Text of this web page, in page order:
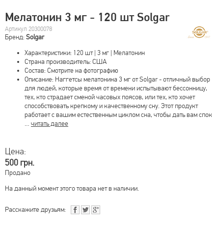
Мелатонин 3 мг - 120 шт Solgar
Артикул 20300078
Бренд: Solgar
Характеристики: 120 шт | 3 мг | Мелатонин
Страна производитель: США
Состав: Смотрите на фотографию
Описание: Наггетсы мелатонина 3 мг от Solgar - отличный выбор
для людей, которые время от времени испытывают бессонницу,
тех, кто страдает сменой часовых поясов, или тех, кто хочет
способствовать крепкому и качественному сну. Этот продукт
работает с вашим естественным циклом сна, чтобы дать вам спок
… читать далее
Цена:
500 грн.
Продано
На данный момент этого товара нет в наличии.
Расскажите друзьям: